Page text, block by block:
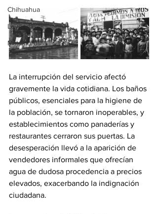
Chihuahua
Leyendas
Matamoros
La interrupción del servicio afectó
gravemente la vida cotidiana. Los baños
públicos, esenciales para la higiene de
la población, se tornaron inoperables, y
establecimientos como panaderías y
restaurantes cerraron sus puertas. La
desesperación llevó a la aparición de
vendedores informales que ofrecían
agua de dudosa procedencia a precios
elevados, exacerbando la indignación
ciudadana.